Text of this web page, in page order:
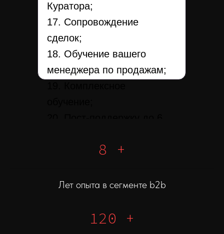
Куратора;
17. Сопровождение
сделок;
18. Обучение вашего
менеджера по продажам;
8 +
Лет опыта в сегменте b2b
120 +